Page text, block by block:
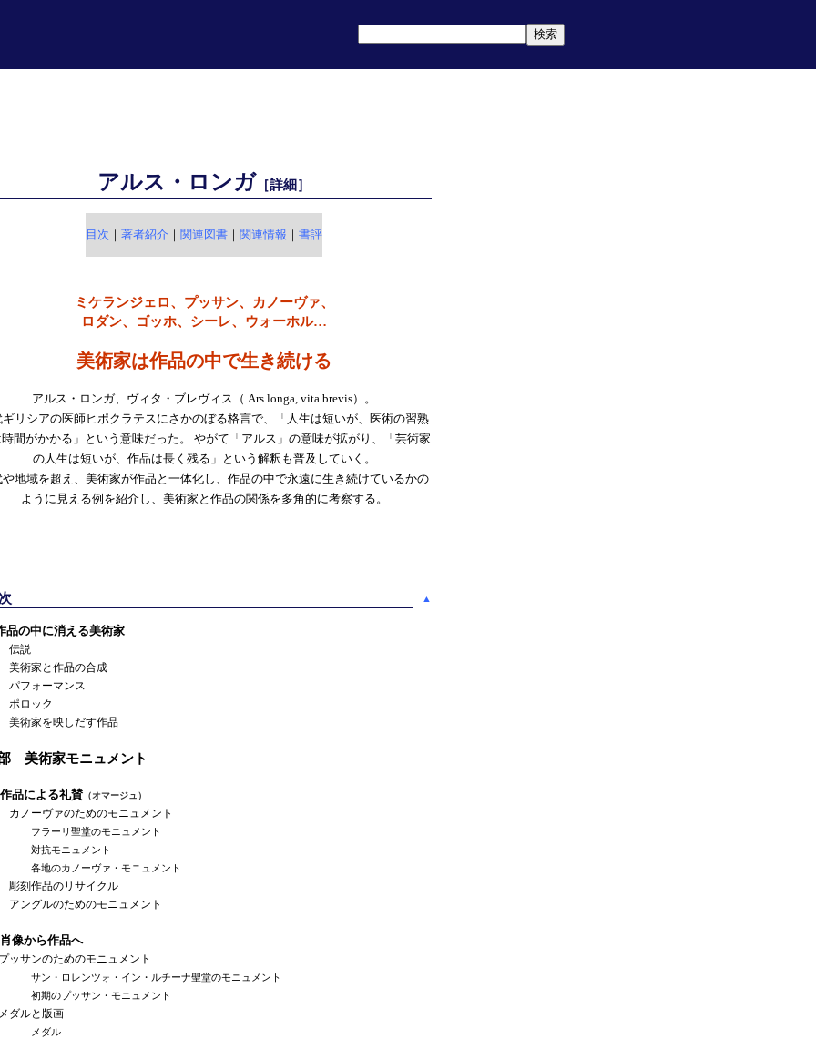
アルス・ロンガ ［詳細］
目次 ｜ 著者紹介 ｜ 関連図書 ｜ 関連情報 ｜ 書評
ミケランジェロ、プッサン、カノーヴァ、
ロダン、ゴッホ、シーレ、ウォーホル…
美術家は作品の中で生き続ける
アルス・ロンガ、ヴィタ・ブレヴィス（ Ars longa, vita brevis）。
ギリシアの医師ヒポクラテスにさかのぼる格言で、「人生は短いが、医術の習熟
時間がかかる」という意味だった。 やがて「アルス」の意味が拡がり、「芸術家
の人生は短いが、作品は長く残る」という解釈も普及していく。
や地域を超え、美術家が作品と一体化し、作品の中で永遠に生き続けているかの
ように見える例を紹介し、美術家と作品の関係を多角的に考察する。
▲
の中に消える美術家
説
家と作品の合成
ォーマンス
ック
家を映しだす作品
美術家モニュメント
品による礼賛 （オマージュ）
ーヴァのためのモニュメント
フラーリ聖堂のモニュメント
対抗モニュメント
各地のカノーヴァ・モニュメント
作品のリサイクル
グルのためのモニュメント
像から作品へ
サンのためのモニュメント
サン・ロレンツォ・イン・ルチーナ聖堂のモニュメント
初期のプッサン・モニュメント
ルと版画
メダル